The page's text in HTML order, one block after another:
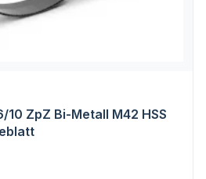
ZpZ Bi-Metall M42 HSS